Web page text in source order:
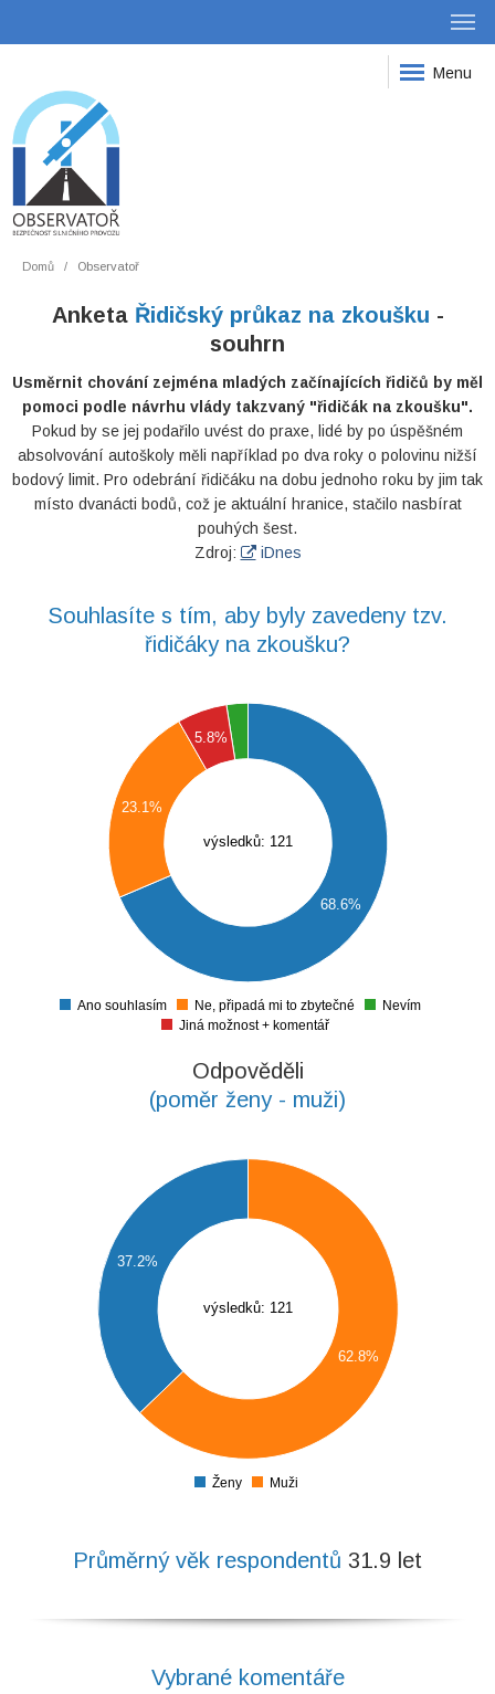
Menu
Domů Observatoř
Anketa Řidičský průkaz na zkoušku -
souhrn
Usměrnit chování zejména mladých začínajících řidičů by měl
pomoci podle návrhu vlády takzvaný "řidičák na zkoušku".
Pokud by se jej podařilo uvést do praxe, lidé by po úspěšném
absolvování autoškoly měli například po dva roky o polovinu nižší
bodový limit. Pro odebrání řidičáku na dobu jednoho roku by jim tak
místo dvanácti bodů, což je aktuální hranice, stačilo nasbírat
pouhých šest.
Zdroj:
iDnes
Souhlasíte s tím, aby byly zavedeny tzv.
řidičáky na zkoušku?
výsledků: 121
68.6%
23.1%
5.8%
Ano souhlasím Ne, připadá mi to zbytečné
Nevím
Jiná možnost + komentář
Odpověděli
(poměr ženy - muži)
výsledků: 121
37.2%
62.8%
Ženy Muži
Průměrný věk respondentů 31.9 let
Vybrané komentáře